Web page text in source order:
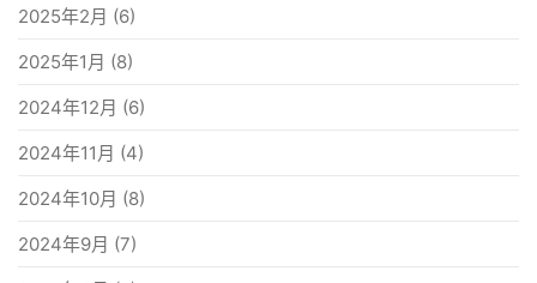
2025年2月 (6)
2025年1月 (8)
2024年12月 (6)
2024年11月 (4)
2024年10月 (8)
2024年9月 (7)